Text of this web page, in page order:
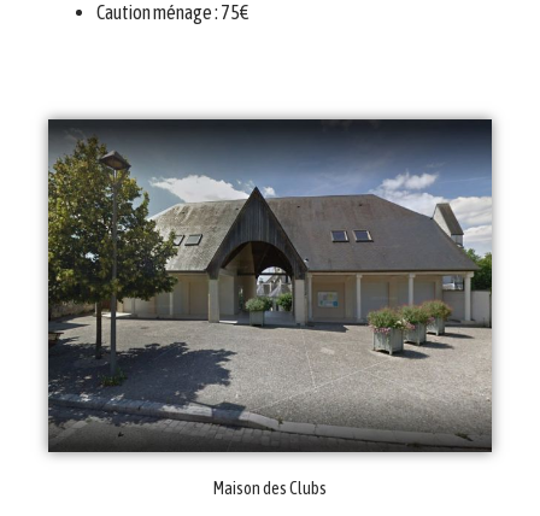
Caution ménage : 75€
Maison des Clubs